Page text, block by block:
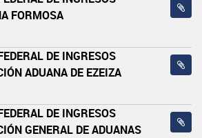
FORMOSA
DE INGRESOS
ADUANA DE EZEIZA
DE INGRESOS
GENERAL DE ADUANAS